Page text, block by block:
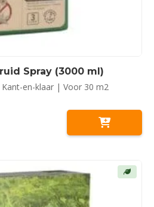
Spray (3000 ml)
en-klaar | Voor 30 m2